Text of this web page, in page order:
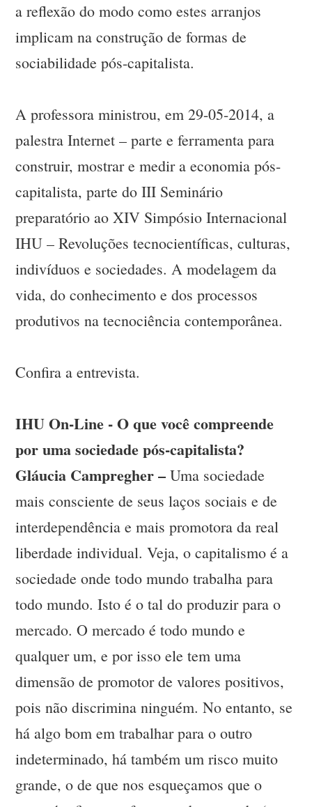
a reflexão do modo como estes arranjos
implicam na construção de formas de
sociabilidade pós-capitalista.
A professora ministrou, em 29-05-2014, a
palestra Internet – parte e ferramenta para
construir, mostrar e medir a economia pós-
capitalista, parte do III Seminário
preparatório ao XIV Simpósio Internacional
IHU – Revoluções tecnocientíficas, culturas,
indivíduos e sociedades. A modelagem da
vida, do conhecimento e dos processos
produtivos na tecnociência contemporânea.
Confira a entrevista.
IHU On-Line - O que você compreende
por uma sociedade pós-capitalista?
Gláucia Campregher –Uma sociedade
mais consciente de seus laços sociais e de
interdependência e mais promotora da real
liberdade individual. Veja, o capitalismo é a
sociedade onde todo mundo trabalha para
todo mundo. Isto é o tal do produzir para o
mercado. O mercado é todo mundo e
qualquer um, e por isso ele tem uma
dimensão de promotor de valores positivos,
pois não discrimina ninguém. No entanto, se
há algo bom em trabalhar para o outro
indeterminado, há também um risco muito
grande, o de que nos esqueçamos que o